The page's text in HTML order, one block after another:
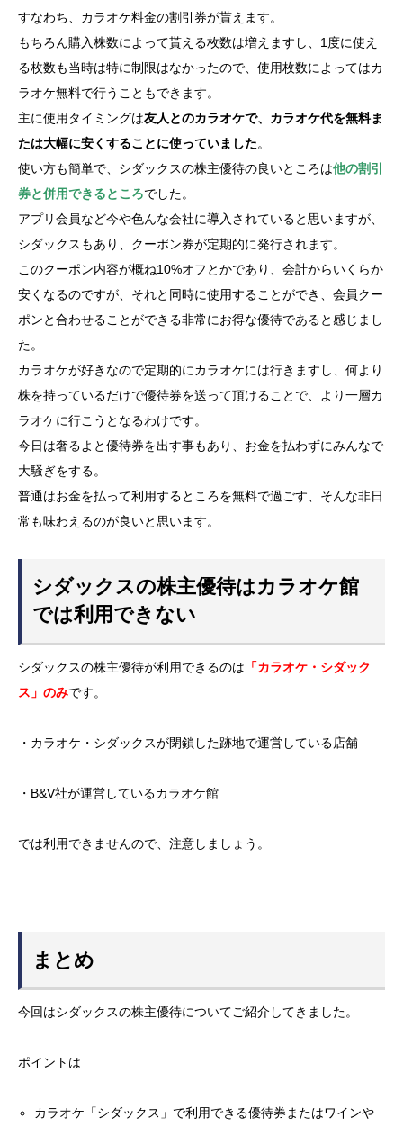
すなわち、カラオケ料金の割引券が貰えます。
もちろん購入株数によって貰える枚数は増えますし、1度に使え
る枚数も当時は特に制限はなかったので、使用枚数によってはカ
ラオケ無料で行うこともできます。
主に使用タイミングは友人とのカラオケで、カラオケ代を無料ま
たは大幅に安くすることに使っていました。
使い方も簡単で、シダックスの株主優待の良いところは他の割引
券と併用できるところでした。
アプリ会員など今や色んな会社に導入されていると思いますが、
シダックスもあり、クーポン券が定期的に発行されます。
このクーポン内容が概ね10%オフとかであり、会計からいくらか
安くなるのですが、それと同時に使用することができ、会員クー
ポンと合わせることができる非常にお得な優待であると感じまし
た。
カラオケが好きなので定期的にカラオケには行きますし、何より
株を持っているだけで優待券を送って頂けることで、より一層カ
ラオケに行こうとなるわけです。
今日は奢るよと優待券を出す事もあり、お金を払わずにみんなで
大騒ぎをする。
普通はお金を払って利用するところを無料で過ごす、そんな非日
常も味わえるのが良いと思います。
シダックスの株主優待はカラオケ館
では利用できない
シダックスの株主優待が利用できるのは 「カラオケ・シダック
ス」のみです。
・カラオケ・シダックスが閉鎖した跡地で運営している店舗
・B&V社が運営しているカラオケ館
では利用できませんので、注意しましょう。
まとめ
今回はシダックスの株主優待についてご紹介してきました。
ポイントは
カラオケ「シダックス」で利用できる優待券またはワインや